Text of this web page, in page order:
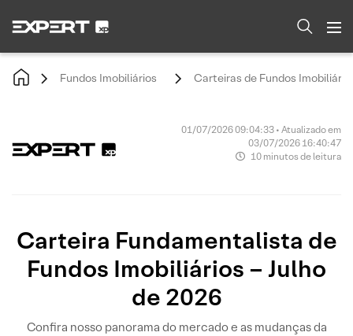
Fundos Imobiliários Carteiras de Fundos
01/07/2026 09:04:33 • Atualizado em
03/07/2026 16:40:47
10 minutos de leitura
Carteira Fundamentalista de
Fundos Imobiliários – Julho
de 2026
Confira nosso panorama do mercado e as mudanças da